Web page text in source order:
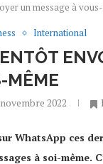
un message à
International
MÊME
2022
WhatsApp ces
à soi-même.